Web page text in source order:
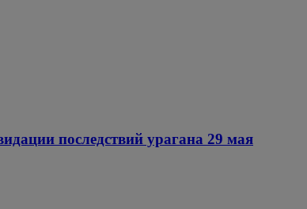
последствий урагана 29 мая